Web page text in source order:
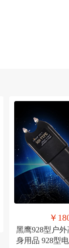
￥
黑鹰928型户
身用品 928型